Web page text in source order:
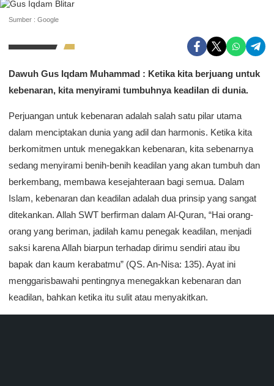
Sumber : Google
Dawuh Gus Iqdam Muhammad : Ketika kita berjuang untuk
kebenaran, kita menyirami tumbuhnya keadilan di dunia.
Perjuangan untuk kebenaran adalah salah satu pilar utama
dalam menciptakan dunia yang adil dan harmonis. Ketika kita
berkomitmen untuk menegakkan kebenaran, kita sebenarnya
sedang menyirami benih-benih keadilan yang akan tumbuh dan
berkembang, membawa kesejahteraan bagi semua. Dalam
Islam, kebenaran dan keadilan adalah dua prinsip yang sangat
ditekankan. Allah SWT berfirman dalam Al-Quran, “Hai orang-
orang yang beriman, jadilah kamu penegak keadilan, menjadi
saksi karena Allah biarpun terhadap dirimu sendiri atau ibu
bapak dan kaum kerabatmu” (QS. An-Nisa: 135). Ayat ini
menggarisbawahi pentingnya menegakkan kebenaran dan
keadilan, bahkan ketika itu sulit atau menyakitkan.